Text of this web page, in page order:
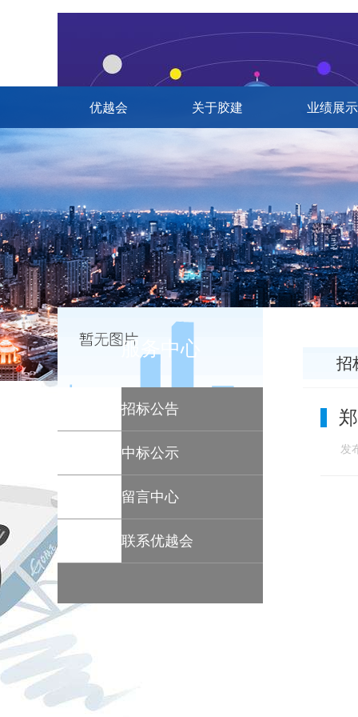
优越会 关于胶建 业绩展示
服务中心
招标公告
中标公示
留言中心
联系优越会
招
发